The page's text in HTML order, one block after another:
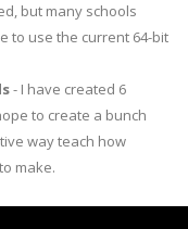
but many schools
to use the current 64-bit
- I have created 6
to create a bunch
way teach how
make.